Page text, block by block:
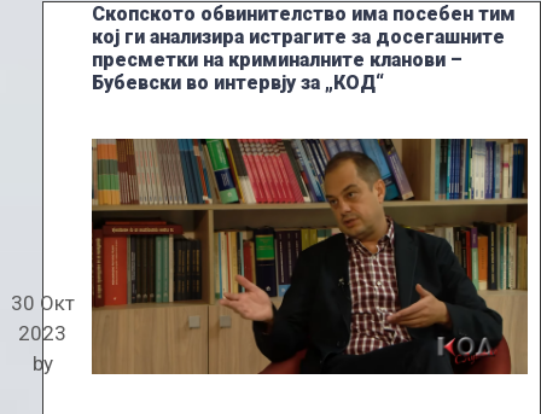
Скопското обвинителство има посебен тим
кој ги анализира истрагите за досегашните
пресметки на криминалните кланови –
Бубевски во интервју за „КОД“
30 Окт
2023
by